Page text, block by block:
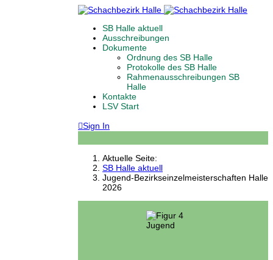
SB Halle aktuell
Ausschreibungen
Dokumente
Ordnung des SB Halle
Protokolle des SB Halle
Rahmenausschreibungen SB
Halle
Kontakte
LSV Start
Sign In
Aktuelle Seite:
SB Halle aktuell
Jugend-Bezirkseinzelmeisterschaften Halle
2026